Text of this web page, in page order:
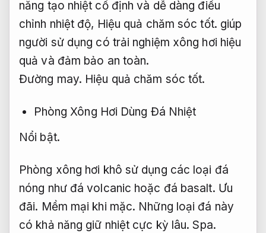
năng tạo nhiệt cố định và dễ dàng điều
chỉnh nhiệt độ, Hiệu quả chăm sóc tốt. giúp
người sử dụng có trải nghiệm xông hơi hiệu
quả và đảm bảo an toàn.
Đường may. Hiệu quả chăm sóc tốt.
Phòng Xông Hơi Dùng Đá Nhiệt
Nổi bật.
Phòng xông hơi khô sử dụng các loại đá
nóng như đá volcanic hoặc đá basalt. Ưu
đãi. Mềm mại khi mặc. Những loại đá này
có khả năng giữ nhiệt cực kỳ lâu.Spa.